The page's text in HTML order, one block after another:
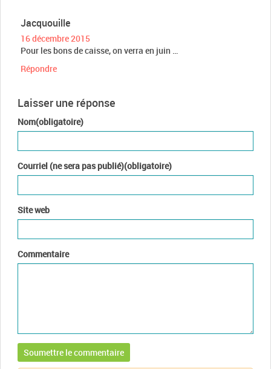
Jacquouille
16 décembre 2015
Pour les bons de caisse, on verra en juin …
Répondre
Laisser une réponse
Nom(obligatoire)
Courriel (ne sera pas publié)(obligatoire)
Site web
Commentaire